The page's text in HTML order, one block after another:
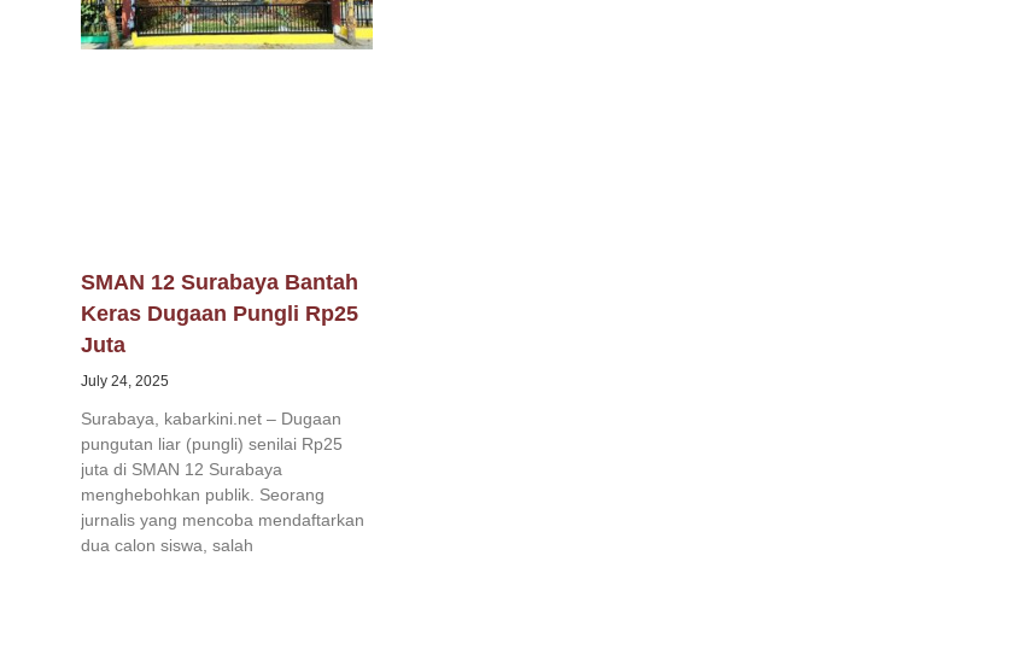
SMAN 12 Surabaya Bantah
Keras Dugaan Pungli Rp25
Juta
July 24, 2025
Surabaya, kabarkini.net – Dugaan
pungutan liar (pungli) senilai Rp25
juta di SMAN 12 Surabaya
menghebohkan publik. Seorang
jurnalis yang mencoba mendaftarkan
dua calon siswa, salah